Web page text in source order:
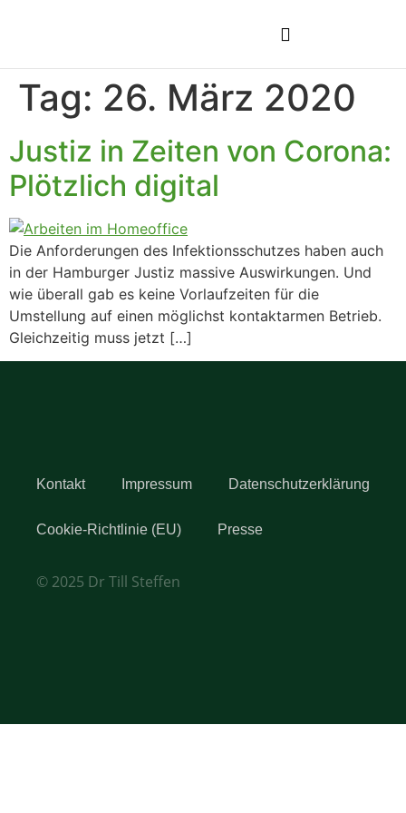
Tag: 26. März 2020
Justiz in Zeiten von Corona:
Plötzlich digital
Die Anforderungen des Infektionsschutzes haben auch
in der Hamburger Justiz massive Auswirkungen. Und
wie überall gab es keine Vorlaufzeiten für die
Umstellung auf einen möglichst kontaktarmen Betrieb.
Gleichzeitig muss jetzt […]
Kontakt Impressum Datenschutzerklärung
Cookie-Richtlinie (EU) Presse
© 2025 Dr Till Steffen